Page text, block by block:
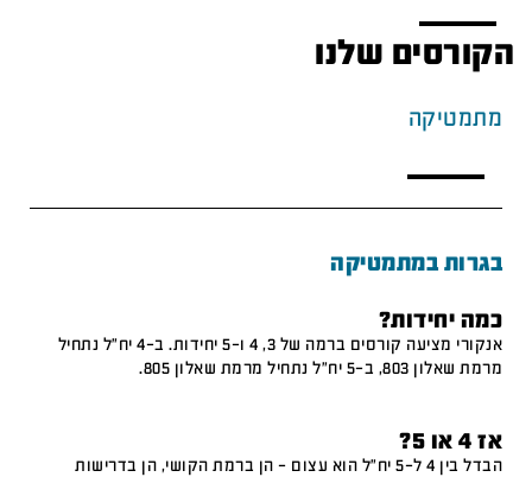
הקורסים שלנו
מתמטיקה
בגרות במתמטיקה
כמה יחידות?
אנקורי מציעה קורסים ברמה של 3, 4 ו-5 יחידות. ב-4 יח"ל נתחיל
מרמת שאלון 803, ב-5 יח"ל נתחיל מרמת שאלון 805.
אז 4 או 5?
הבדל בין 4 ל-5 יח"ל הוא עצום – הן ברמת הקושי, הן בדרישות